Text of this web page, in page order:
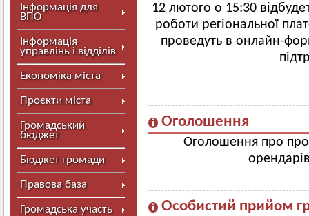
Інформація для
ВПО
Інформація
управлінь і відділів
Економіка міста
Проєкти міста
Громадський
бюджет
Бюджет громади
Правова база
Громадська участь
12 лютого о 15:30
роботи регіональної
проведуть в онлайн-
Оголошення
Оголошення про
Особистий прийом